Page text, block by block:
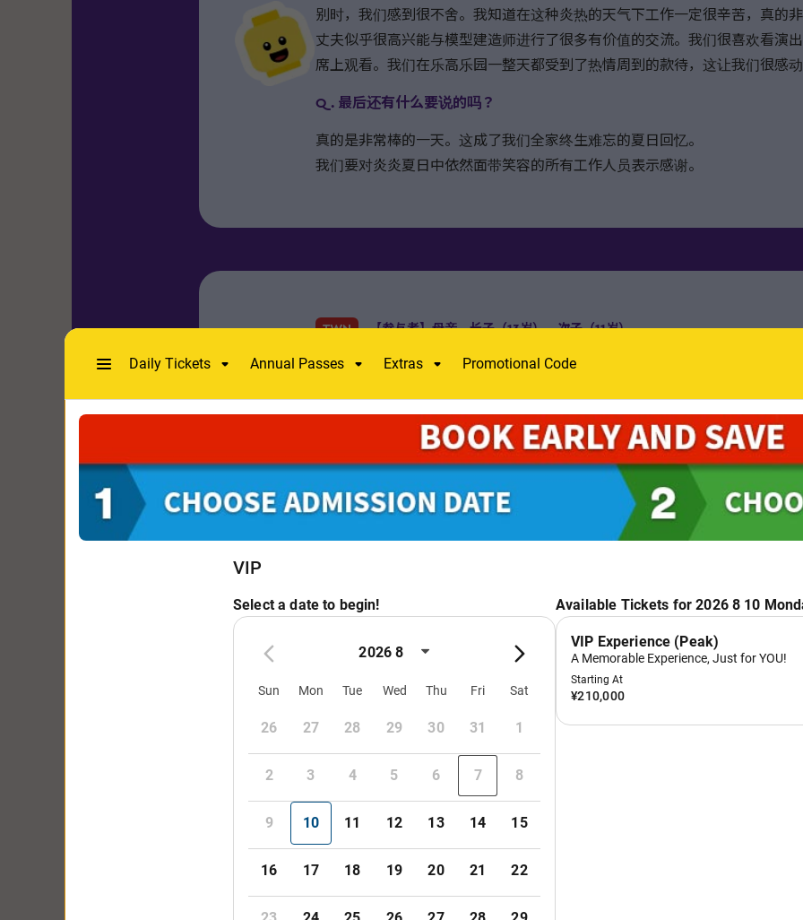
别时，我们感到很不舍。我知道在这种炎热的天气下工作一定很辛苦，真的
丈夫似乎很高兴能与模型建造师进行了很多有价值的交流。我们很喜欢看演
席上观看。我们在乐高乐园一整天都受到了热情周到的款待，这让我们很感动
Q. 最后还有什么要说的吗？
真的是非常棒的一天。这成了我们全家终生难忘的夏日回忆。
我们要对炎炎夏日中依然面带笑容的所有工作人员表示感谢。
TWN 【参与者】母亲、长子（13岁）、次子（11岁）
Q. 您在VIP之旅中最美好的体验是什么？
Fast and convenient（既快速又方便）
Q. 最后还有什么要说的吗？
The host is very conscientious, pay attention to our needs and take care of
员非常细心周到，随时回应我们的需求，全程都十分贴心）
【参与者】父亲、母亲、长女（13岁）、长子（10岁）、次子（7岁）
Q. 您在VIP之旅中最美好的体验是什么？
可以马上玩到游乐设施
餐厅也可以很快入场
还拿到了很多纪念品
Q. 最后还有什么要说的吗？
谢谢您！